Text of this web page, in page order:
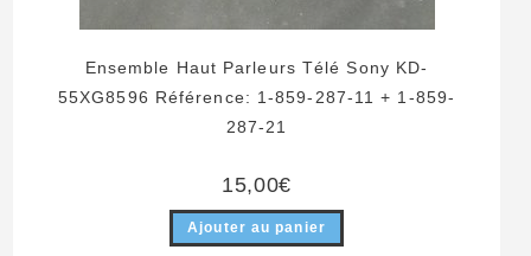
Ensemble Haut Parleurs Télé Sony KD-
55XG8596 Référence: 1-859-287-11 + 1-859-
287-21
15,00€
Ajouter au panier